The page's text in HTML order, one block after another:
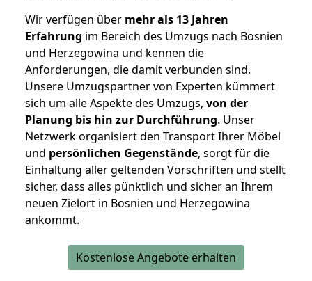
Wir verfügen über mehr als 13 Jahren
Erfahrung im Bereich des Umzugs nach Bosnien
und Herzegowina und kennen die
Anforderungen, die damit verbunden sind.
Unsere Umzugspartner von Experten kümmert
sich um alle Aspekte des Umzugs, von der
Planung bis hin zur Durchführung. Unser
Netzwerk organisiert den Transport Ihrer Möbel
und persönlichen Gegenstände, sorgt für die
Einhaltung aller geltenden Vorschriften und stellt
sicher, dass alles pünktlich und sicher an Ihrem
neuen Zielort in Bosnien und Herzegowina
ankommt.
Kostenlose Angebote erhalten